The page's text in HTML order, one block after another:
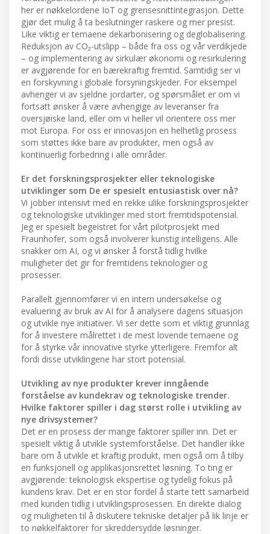
her er nøkkelordene IoT og grensesnittintegrasjon. Dette
gjør det mulig å ta beslutninger raskere og mer presist.
Like viktig er temaene dekarbonisering og deglobalisering.
Reduksjon av CO₂-utslipp – både fra oss og vår verdikjede
– og implementering av sirkulær økonomi og resirkulering
er avgjørende for en bærekraftig fremtid. Samtidig ser vi
en forskyvning i globale forsyningskjeder. For eksempel
avhenger vi av sjeldne jordarter, og spørsmålet er om vi
fortsatt ønsker å være avhengige av leveranser fra
oversjøiske land, eller om vi heller vil orientere oss mer
mot Europa. For oss er innovasjon en helhetlig prosess
som støttes ikke bare av produkter, men også av
kontinuerlig forbedring i alle områder.
Er det forskningsprosjekter eller teknologiske
utviklinger som De er spesielt entusiastisk over nå?
Vi jobber intensivt med en rekke ulike forskningsprosjekter
og teknologiske utviklinger med stort fremtidspotensial.
Jeg er spesielt begeistret for vårt pilotprosjekt med
Fraunhofer, som også involverer kunstig intelligens. Alle
snakker om AI, og vi ønsker å forstå tidlig hvilke
muligheter det gir for fremtidens teknologier og
prosesser.
Parallelt gjennomfører vi en intern undersøkelse og
evaluering av bruk av AI for å analysere dagens situasjon
og utvikle nye initiativer. Vi ser dette som et viktig grunnlag
for å investere målrettet i de mest lovende temaene og
for å styrke vår innovative styrke ytterligere. Fremfor alt
fordi disse utviklingene har stort potensial.
Utvikling av nye produkter krever inngående
forståelse av kundekrav og teknologiske trender.
Hvilke faktorer spiller i dag størst rolle i utvikling av
nye drivsystemer?
Det er en prosess der mange faktorer spiller inn. Det er
spesielt viktig å utvikle systemforståelse. Det handler ikke
bare om å utvikle et kraftig produkt, men også om å tilby
en funksjonell og applikasjonsrettet løsning. To ting er
avgjørende: teknologisk ekspertise og tydelig fokus på
kundens krav. Det er en stor fordel å starte tett samarbeid
med kunden tidlig i utviklingsprosessen. En direkte dialog
og muligheten til å diskutere tekniske detaljer på lik linje er
to nøkkelfaktorer for skreddersydde løsninger.